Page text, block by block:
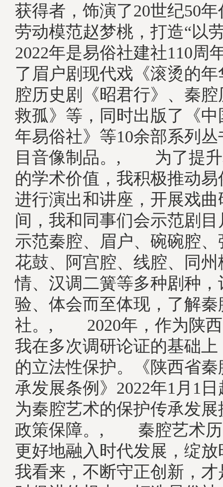
获得者，饰演了20世纪50
劳动模范赵梦桃，打造“以
2022年是易俗社建社110周
了眉户剧现代戏《滚烫的
腔历史剧《昭君行》、秦
救孤》等，同时出版了《中
年易俗社》等10余部系列
目音像制品。, 为了提升
的学术价值，我积极推动
进行演出和讲座，开展戏
间，我和同事们会示范剧
示范秦腔、眉户、碗碗腔
花鼓、阿宫腔、线腔、同
情、汉调二簧等多种剧种
验、体会而至体现，了解秦
社。, 2020年，作为陕西
我在多次调研论证的基础
的立法性保护。《陕西省
承发展条例》2022年1月1
为秦腔艺术的保护传承发
政策保障。, 秦腔艺术历
更好地融入时代发展，绽
我看来，不断守正创新，